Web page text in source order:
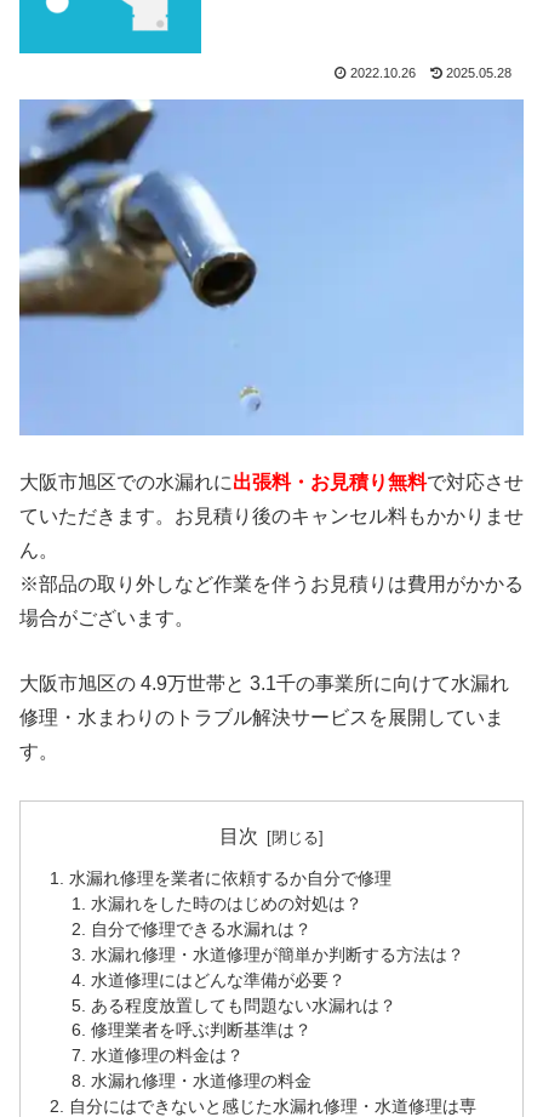
2022.10.26 2025.05.28
大阪市旭区での水漏れに出張料・お見積り無料で対応させ
ていただきます。お見積り後のキャンセル料もかかりませ
ん。
※部品の取り外しなど作業を伴うお見積りは費用がかかる
場合がございます。
大阪市旭区の 4.9万世帯と 3.1千の事業所に向けて水漏れ
修理・水まわりのトラブル解決サービスを展開していま
す。
目次
水漏れ修理を業者に依頼するか自分で修理
水漏れをした時のはじめの対処は？
自分で修理できる水漏れは？
水漏れ修理・水道修理が簡単か判断する方法は？
水道修理にはどんな準備が必要？
ある程度放置しても問題ない水漏れは？
修理業者を呼ぶ判断基準は？
水道修理の料金は？
水漏れ修理・水道修理の料金
自分にはできないと感じた水漏れ修理・水道修理は専